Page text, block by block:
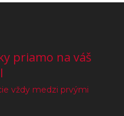
priamo na váš
vždy medzi prvými